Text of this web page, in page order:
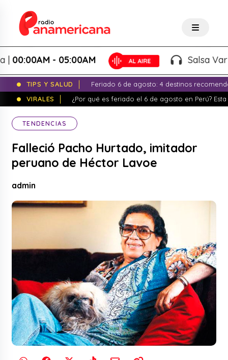
- 05:00AM Salsa
TIPS Y SALUD
Feriado 6 de agosto: 4 destinos
VIRALES
¿Por qué es feriado el 6 de agosto en Perú?
TENDENCIAS
Falleció Pacho Hurtado, imitador
peruano de Héctor Lavoe
admin